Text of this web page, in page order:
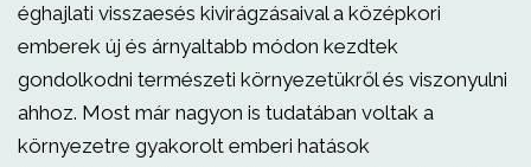
éghajlati visszaesés kivirágzásaival a középkori
emberek új és árnyaltabb módon kezdtek
gondolkodni természeti környezetükről és viszonyulni
ahhoz. Most már nagyon is tudatában voltak a
környezetre gyakorolt emberi hatások